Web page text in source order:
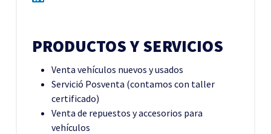
PRODUCTOS Y SERVICIOS
Venta vehículos nuevos y usados
Servició Posventa (contamos con taller
certificado)
Venta de repuestos y accesorios para
vehículos